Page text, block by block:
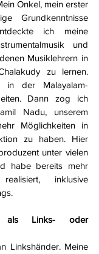
Onkel, mein erster
Grundkenntnisse
ich meine
und
Musiklehrern in
zu lernen.
in der Malayalam-
Dann zog ich
Nadu, unserem
Möglichkeiten in
zu haben. Hier
unter vielen
habe bereits mehr
inklusive
Links- oder
Linkshänder. Meine